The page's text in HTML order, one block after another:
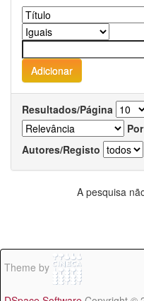
Resultados/Página
Autores/Registo
A pesquisa
Theme by